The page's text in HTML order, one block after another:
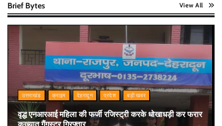
Brief Bytes View All
उत्तराखंड क्राइम देहरादून प्रदेश बड़ी खबर
वृद्ध एनआरआई महिला की फर्जी रजिस्ट्री करके धोखाधड़ी कर फरार